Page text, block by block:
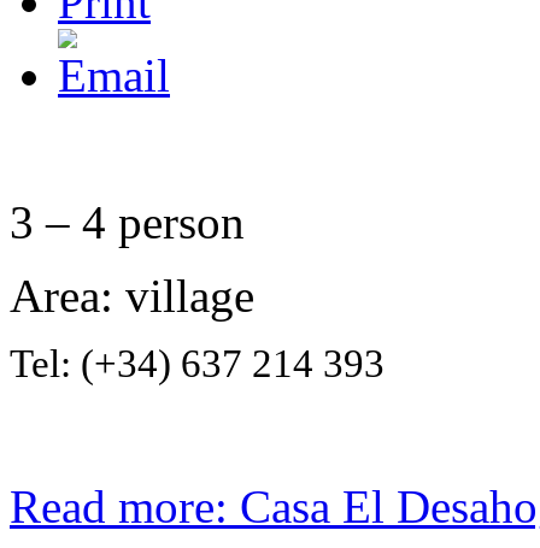
3 – 4 person
Area: village
Tel: (+34) 637 214 393
Read more: Casa El